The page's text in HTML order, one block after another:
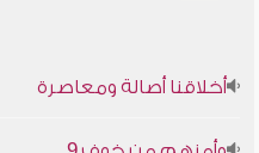
أخلاقنا أصالة ومعاصرة
وأمنهم من خوف 9